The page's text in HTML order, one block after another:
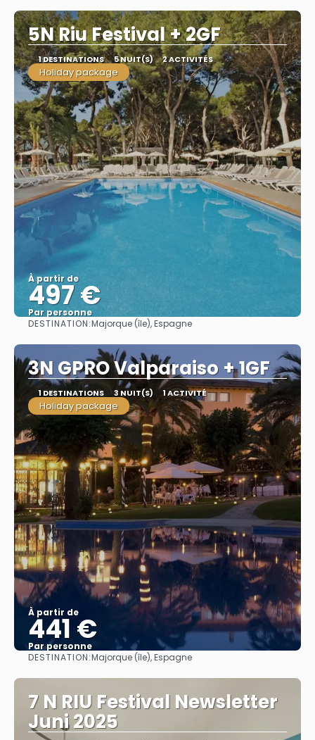
5N Riu Festival + 2GF
1 DESTINATIONS 5 NUIT(S) 2 ACTIVITÉS
Holiday package
À partir de
497 €
Par personne
Afficher
DESTINATION:Majorque (île), Espagne
3N GPRO Valparaiso + 1GF
1 DESTINATIONS 3 NUIT(S) 1 ACTIVITÉ
Holiday package
À partir de
441 €
Par personne
Afficher
DESTINATION:Majorque (île), Espagne
7 N RIU Festival Newsletter
Juni 2025